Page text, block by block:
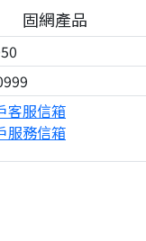
固網產品
客服信箱
服務信箱